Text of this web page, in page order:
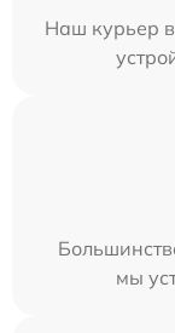
Наш курьер
мы